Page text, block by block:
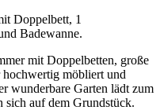
Doppelbett, 1
Badewanne.
mit Doppelbetten, große
hochwertig möbliert und
wunderbare Garten lädt zum
sich auf dem Grundstück.